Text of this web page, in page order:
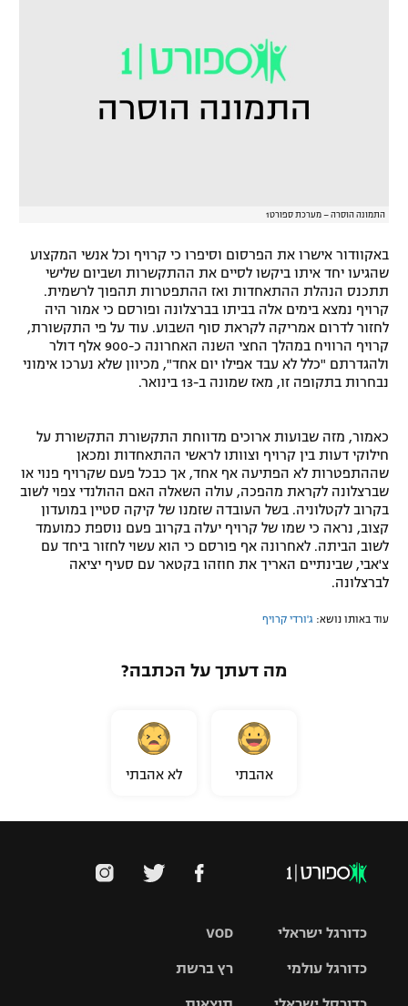
התמונה הוסרה – מערכת ספורט1
באקוודור אישרו את הפרסום וסיפרו כי קרויף וכל אנשי המקצוע
שהגיעו יחד איתו ביקשו לסיים את ההתקשרות ושביום שלישי
תתכנס הנהלת ההתאחדות ואז ההתפטרות תהפוך לרשמית.
קרויף נמצא בימים אלה בביתו בברצלונה ופורסם כי אמור היה
לחזור לדרום אמריקה לקראת סוף השבוע. עוד על פי התקשורת,
קרויף הרוויח במהלך החצי השנה האחרונה כ-900 אלף דולר
ולהגדרתם "כלל לא עבד אפילו יום אחד", מכיוון שלא נערכו אימוני
נבחרות בתקופה זו, מאז שמונה ב-13 בינואר.
כאמור, מזה שבועות ארוכים מדווחת התקשורת התקשורת על
חילוקי דעות בין קרויף וצוותו לראשי ההתאחדות ומכאן
שההתפטרות לא הפתיעה אף אחד, אך כבכל פעם שקרויף פנוי או
שברצלונה לקראת מהפכה, עולה השאלה האם ההולנדי צפוי לשוב
בקרוב לקטלוניה. בשל העובדה שזמנו של קיקה סטיין במועדון
קצוב, נראה כי שמו של קרויף יעלה בקרוב פעם נוספת כמועמד
לשוב הביתה. לאחרונה אף פורסם כי הוא עשוי לחזור ביחד עם
צ'אבי, שבינתיים האריך את חוזהו בקטאר עם סעיף יציאה
לברצלונה.
עוד באותו נושא: ג'ורדי קרויף
מה דעתך על הכתבה?
אהבתי לא אהבתי
VOD
רץ ברשת
כדורגל ישראלי
כדורגל עולמי